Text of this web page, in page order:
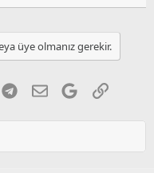
üye olmanız gerekir.
Telegram
E-postaGoogleLink